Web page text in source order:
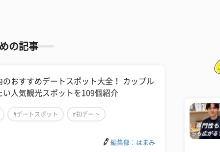
の記事
のおすすめデートスポット大全！ カップル
い人気観光スポットを109個紹介
#デートスポット #初デート
編集部：はまみ